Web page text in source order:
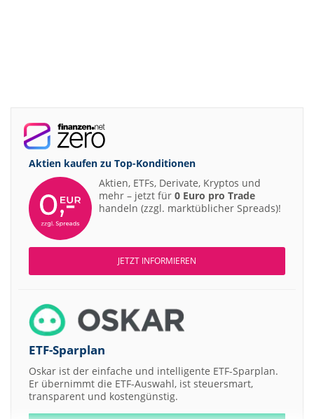
Aktien kaufen zu Top-Konditionen
Aktien, ETFs, Derivate, Kryptos und
mehr – jetzt für 0 Euro pro Trade
handeln (zzgl. marktüblicher Spreads)!
JETZT INFORMIEREN
ETF-Sparplan
Oskar ist der einfache und intelligente ETF-Sparplan.
Er übernimmt die ETF-Auswahl, ist steuersmart,
transparent und kostengünstig.